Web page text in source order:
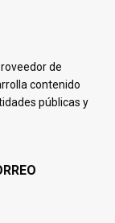
de
contenido
públicas y